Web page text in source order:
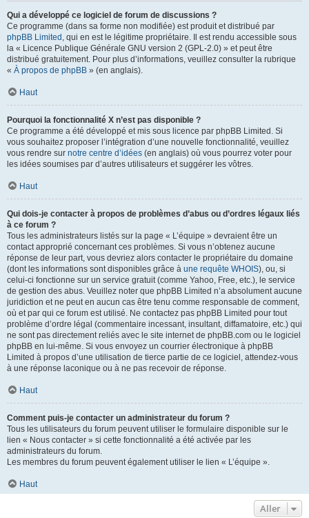
Qui a développé ce logiciel de forum de discussions ?
Ce programme (dans sa forme non modifiée) est produit et distribué par
phpBB Limited , qui en est le légitime propriétaire. Il est rendu accessible sous
la « Licence Publique Générale GNU version 2 (GPL-2.0) » et peut être
distribué gratuitement. Pour plus d’informations, veuillez consulter la rubrique
« À propos de phpBB » (en anglais).
Haut
Pourquoi la fonctionnalité X n’est pas disponible ?
Ce programme a été développé et mis sous licence par phpBB Limited. Si
vous souhaitez proposer l’intégration d’une nouvelle fonctionnalité, veuillez
vous rendre sur notre centre d’idées (en anglais) où vous pourrez voter pour
les idées soumises par d’autres utilisateurs et suggérer les vôtres.
Haut
Qui dois-je contacter à propos de problèmes d’abus ou d’ordres légaux liés
à ce forum ?
Tous les administrateurs listés sur la page « L’équipe » devraient être un
contact approprié concernant ces problèmes. Si vous n’obtenez aucune
réponse de leur part, vous devriez alors contacter le propriétaire du domaine
(dont les informations sont disponibles grâce à une requête WHOIS), ou, si
celui-ci fonctionne sur un service gratuit (comme Yahoo, Free, etc.), le service
de gestion des abus. Veuillez noter que phpBB Limited n’a absolument aucune
juridiction et ne peut en aucun cas être tenu comme responsable de comment,
où et par qui ce forum est utilisé. Ne contactez pas phpBB Limited pour tout
problème d’ordre légal (commentaire incessant, insultant, diffamatoire, etc.) qui
ne sont pas directement reliés avec le site internet de phpBB.com ou le logiciel
phpBB en lui-même. Si vous envoyez un courrier électronique à phpBB
Limited à propos d’une utilisation de tierce partie de ce logiciel, attendez-vous
à une réponse laconique ou à ne pas recevoir de réponse.
Haut
Comment puis-je contacter un administrateur du forum ?
Tous les utilisateurs du forum peuvent utiliser le formulaire disponible sur le
lien « Nous contacter » si cette fonctionnalité a été activée par les
administrateurs du forum.
Les membres du forum peuvent également utiliser le lien « L’équipe ».
Haut
Aller